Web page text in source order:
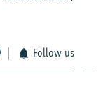
Follow us